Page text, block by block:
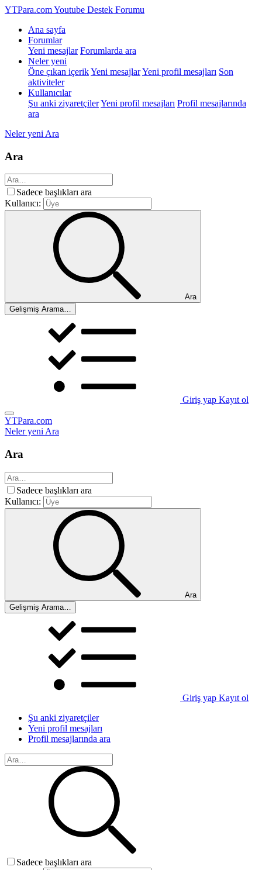
YTPara.comYoutube Destek Forumu
Ana sayfa
Forumlar
Yeni mesajlar Forumlarda ara
Neler yeni
Öne çıkan içerikYeni mesajlarYeni profil mesajları Son
aktiviteler
Kullanıcılar
Şu anki ziyaretçilerYeni profil mesajları Profil mesajlarında
ara
Neler yeni Ara
Ara
Sadece başlıkları ara
Kullanıcı:
Ara
Gelişmiş Arama…
Giriş yap Kayıt ol
YTPara.com
Neler yeniAra
Ara
Sadece başlıkları ara
Kullanıcı:
Ara
Gelişmiş Arama…
Giriş yap Kayıt ol
Şu anki ziyaretçiler
Yeni profil mesajları
Profil mesajlarında ara
Sadece başlıkları ara